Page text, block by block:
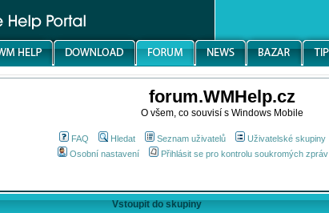
forum.WMHelp.cz
O všem, co souvisí s Windows Mobile
FAQ Hledat Seznam uživatelů Uživatelské skupiny
Osobní nastavení
Přihlásit se pro kontrolu soukromých zpráv
Vstoupit do skupiny